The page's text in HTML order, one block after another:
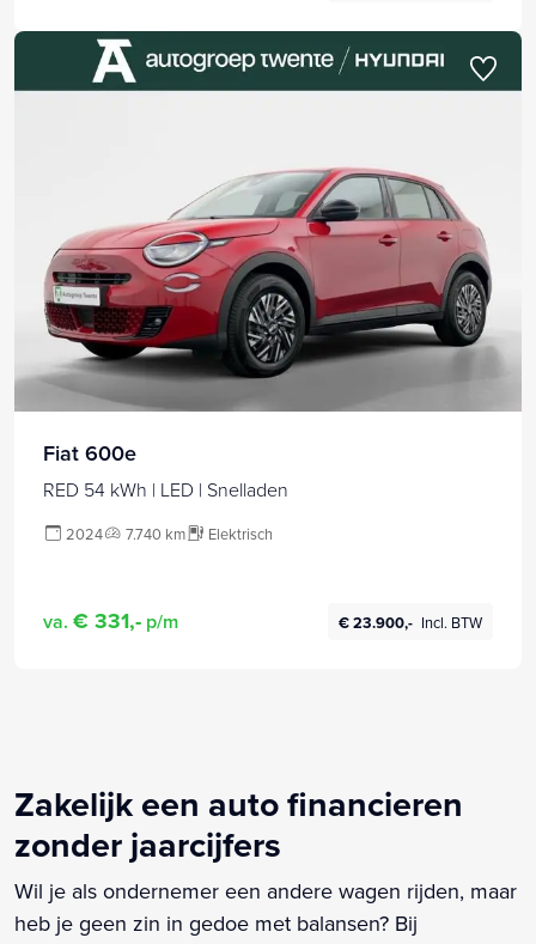
Fiat 600e
RED 54 kWh | LED | Snelladen
2024 7.740 km Elektrisch
va. € 331,- p/m € 23.900,- Incl. BTW
Zakelijk een auto financieren
zonder jaarcijfers
Wil je als ondernemer een andere wagen rijden, maar
heb je geen zin in gedoe met balansen? Bij